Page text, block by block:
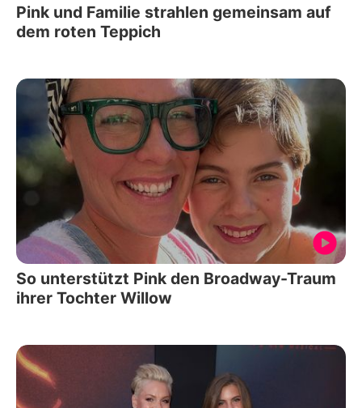
Pink und Familie strahlen gemeinsam auf
dem roten Teppich
So unterstützt Pink den Broadway-Traum
ihrer Tochter Willow